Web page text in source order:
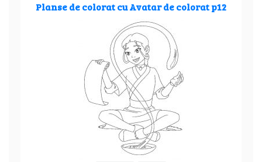
Planse de colorat cu Avatar de colorat p12